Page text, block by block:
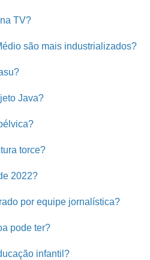
TV?
são mais industrializados?
Java?
torce?
2022?
por equipe jornalística?
pode ter?
infantil?